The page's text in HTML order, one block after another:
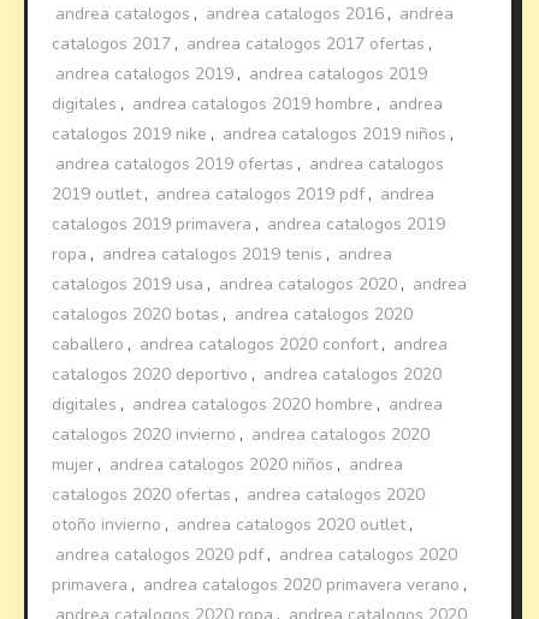
andrea catalogos , andrea catalogos 2016 , andrea
catalogos 2017 , andrea catalogos 2017 ofertas ,
andrea catalogos 2019 , andrea catalogos 2019
digitales , andrea catalogos 2019 hombre , andrea
catalogos 2019 nike , andrea catalogos 2019 niños ,
andrea catalogos 2019 ofertas , andrea catalogos
2019 outlet, andrea catalogos 2019 pdf , andrea
catalogos 2019 primavera , andrea catalogos 2019
ropa , andrea catalogos 2019 tenis , andrea
catalogos 2019 usa , andrea catalogos 2020 , andrea
catalogos 2020 botas , andrea catalogos 2020
caballero , andrea catalogos 2020 confort, andrea
catalogos 2020 deportivo , andrea catalogos 2020
digitales , andrea catalogos 2020 hombre , andrea
catalogos 2020 invierno , andrea catalogos 2020
mujer , andrea catalogos 2020 niños , andrea
catalogos 2020 ofertas , andrea catalogos 2020
otoño invierno , andrea catalogos 2020 outlet,
andrea catalogos 2020 pdf , andrea catalogos 2020
primavera , andrea catalogos 2020 primavera verano ,